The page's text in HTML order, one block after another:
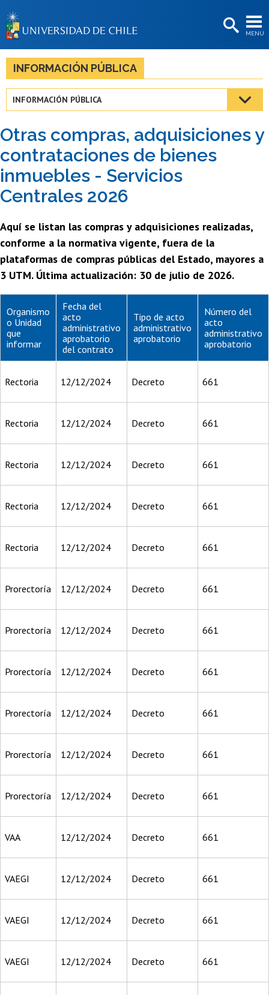
MENÚ
BIBLIOTECAS
LA UNIVERSIDAD
Estudiantes
Académicas/os
Funcionarias/os
Egresadas/os
INFORMACIÓN PÚBLICA
INFORMACIÓN PÚBLICA
Otras compras, adquisiciones y
contrataciones de bienes
inmuebles - Servicios
Centrales 2026
Aquí se listan las compras y adquisiciones realizadas,
conforme a la normativa vigente, fuera de la
plataformas de compras públicas del Estado, mayores a
3 UTM. Última actualización: 30 de julio de 2026.
Organismo
o Unidad
que
informar
Fecha del
acto
administrativo
aprobatorio
del contrato
Tipo de acto
administrativo
aprobatorio
Número del
acto
administrativo
aprobatorio
Rectoria 12/12/2024 Decreto 661
Rectoria 12/12/2024 Decreto 661
Rectoria 12/12/2024 Decreto 661
Rectoria 12/12/2024 Decreto 661
Rectoria 12/12/2024 Decreto 661
Prorectoría 12/12/2024 Decreto 661
Prorectoría 12/12/2024 Decreto 661
Prorectoría 12/12/2024 Decreto 661
Prorectoría 12/12/2024 Decreto 661
Prorectoría 12/12/2024 Decreto 661
Prorectoría 12/12/2024 Decreto 661
VAA 12/12/2024 Decreto 661
VAEGI 12/12/2024 Decreto 661
VAEGI 12/12/2024 Decreto 661
VAEGI 12/12/2024 Decreto 661